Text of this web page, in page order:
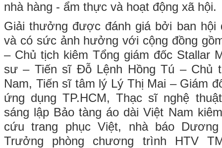
nhà hàng - ẩm thực và hoạt động xã hội.
Giải thưởng được đánh giá bởi ban hội
và có sức ảnh hưởng với cộng đồng
– Chủ tịch kiêm Tổng giám đốc Stallar
sư – Tiến sĩ Đỗ Lệnh Hồng Tú – Chủ
Nam, Tiến sĩ tâm lý Lý Thị Mai – Giám
ứng dụng TP.HCM, Thạc sĩ nghệ
sáng lập Bảo tàng áo dài Việt Nam
cứu trang phục Việt, nhà báo
Trưởng phòng chương trình HTV